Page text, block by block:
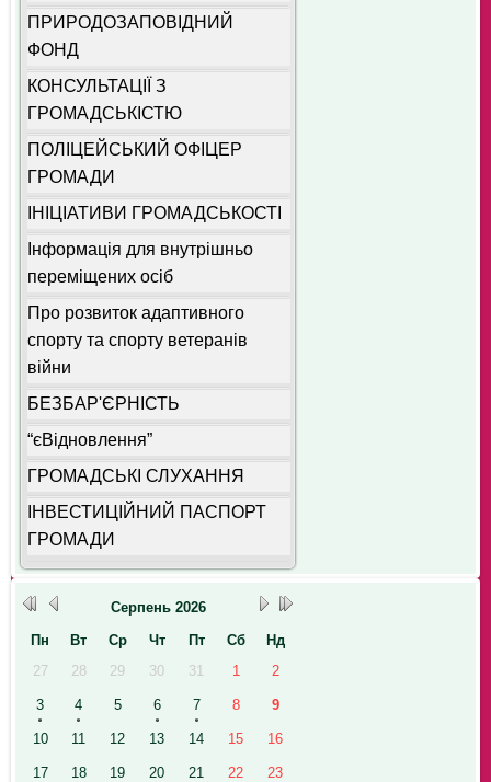
ПРИРОДОЗАПОВІДНИЙ
ФОНД
КОНСУЛЬТАЦІЇ З
ГРОМАДСЬКІСТЮ
ПОЛІЦЕЙСЬКИЙ ОФІЦЕР
ГРОМАДИ
ІНІЦІАТИВИ ГРОМАДСЬКОСТІ
Інформація для внутрішньо
переміщених осіб
Про розвиток адаптивного
спорту та спорту ветеранів
війни
БЕЗБАР'ЄРНІСТЬ
“єВідновлення”
ГРОМАДСЬКІ СЛУХАННЯ
ІНВЕСТИЦІЙНИЙ ПАСПОРТ
ГРОМАДИ
Серпень 2026
Пн
Вт Ср Чт Пт Сб
Нд
27
28 29 30 31 1 2
3 4 5 6 7 8 9
10 11 12 13 14 15 16
17 18 19 20 21 22 23